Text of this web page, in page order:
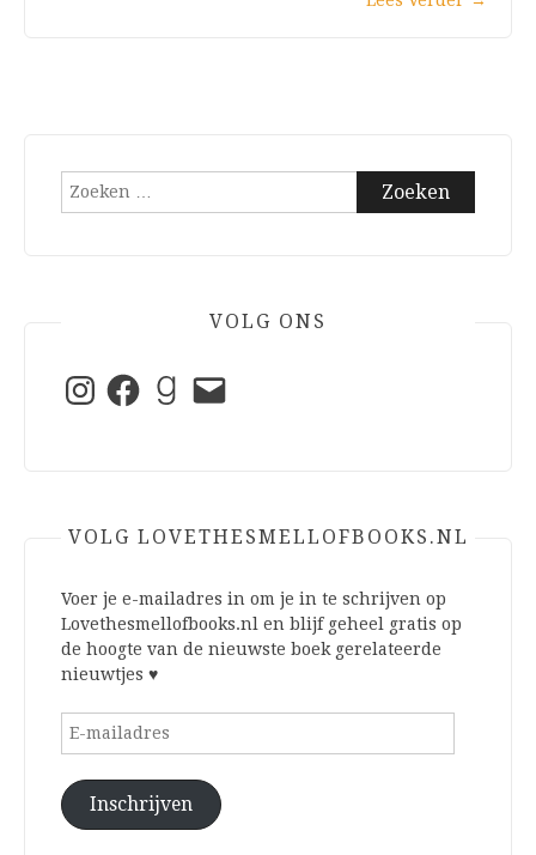
Zoeken
VOLG ONS
InstagramFacebookGoodreads
E-
mail
VOLG LOVETHESMELLOFBOOKS.NL
Voer je e-mailadres in om je in te schrijven op
Lovethesmellofbooks.nl en blijf geheel gratis op
de hoogte van de nieuwste boek gerelateerde
nieuwtjes ♥
E-
Inschrijven